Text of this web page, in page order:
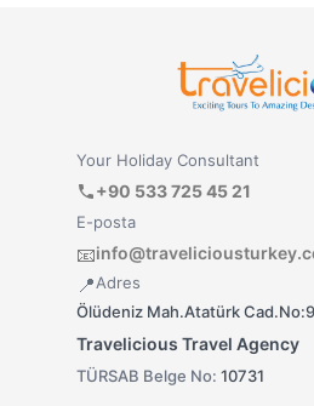
Your Holiday Consultant
+90 533 725 45 21
E-posta
📧
📍Adres
Ölüdeniz Mah.Atatürk
Travelicious Travel Agency
TÜRSAB Belge No: 10731